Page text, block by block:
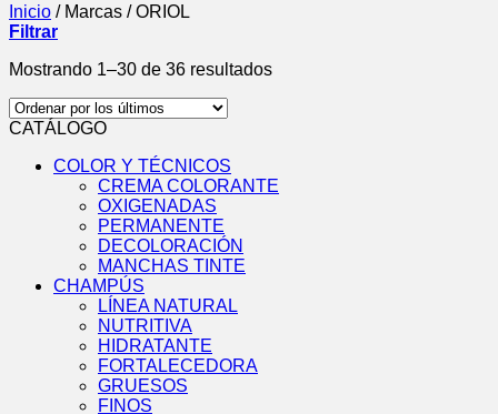
Inicio /Marcas /ORIOL
Filtrar
Mostrando 1–30 de 36 resultadosOrdenado
CATÁLOGO
COLOR Y TÉCNICOS
CREMA COLORANTE
OXIGENADAS
PERMANENTE
DECOLORACIÓN
MANCHAS TINTE
CHAMPÚS
LÍNEA NATURAL
NUTRITIVA
HIDRATANTE
FORTALECEDORA
GRUESOS
FINOS